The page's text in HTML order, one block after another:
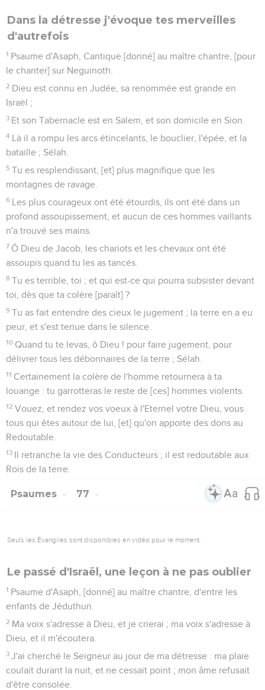
Dans la détresse j'évoque tes merveilles
d'autrefois
1 Psaume d'Asaph, Cantique [donné] au maître chantre, [pour
le chanter] sur Neguinoth.
2 Dieu est connu en Judée, sa renommée est grande en
Israël ;
3 Et son Tabernacle est en Salem, et son domicile en Sion.
4 Là il a rompu les arcs étincelants, le bouclier, l'épée, et la
bataille ; Sélah.
5 Tu es resplendissant, [et] plus magnifique que les
montagnes de ravage.
6 Les plus courageux ont été étourdis, ils ont été dans un
profond assoupissement, et aucun de ces hommes vaillants
n'a trouvé ses mains.
7 Ô Dieu de Jacob, les chariots et les chevaux ont été
assoupis quand tu les as tancés.
8 Tu es terrible, toi ; et qui est-ce qui pourra subsister devant
toi, dès que ta colère [paraît] ?
9 Tu as fait entendre des cieux le jugement ; la terre en a eu
peur, et s'est tenue dans le silence.
10 Quand tu te levas, ô Dieu ! pour faire jugement, pour
délivrer tous les débonnaires de la terre ; Sélah.
11 Certainement la colère de l'homme retournera à ta
louange : tu garrotteras le reste de [ces] hommes violents.
12 Vouez, et rendez vos voeux à l'Eternel votre Dieu, vous
tous qui êtes autour de lui, [et] qu'on apporte des dons au
Redoutable.
13 Il retranche la vie des Conducteurs ; il est redoutable aux
Rois de la terre.
Psaumes 77
Seuls les Évangiles sont disponibles en vidéo pour le moment.
Le passé d'Israël, une leçon à ne pas oublier
1 Psaume d'Asaph, [donné] au maître chantre, d'entre les
enfants de Jéduthun.
2 Ma voix s'adresse à Dieu, et je crierai ; ma voix s'adresse à
Dieu, et il m'écoutera.
3 J'ai cherché le Seigneur au jour de ma détresse : ma plaie
coulait durant la nuit, et ne cessait point ; mon âme refusait
d'être consolée.